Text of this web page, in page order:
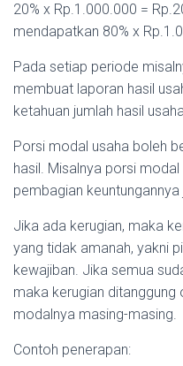
20% x Rp.1.000.000 =
mendapatkan 80% x
Pada setiap periode
membuat laporan hasil
ketahuan jumlah hasil
Porsi modal usaha boleh
hasil. Misalnya porsi
pembagian keuntungannya
Jika ada kerugian, maka
yang tidak amanah, yakni
kewajiban. Jika semua
maka kerugian
modalnya masing-masing.
Contoh penerapan: